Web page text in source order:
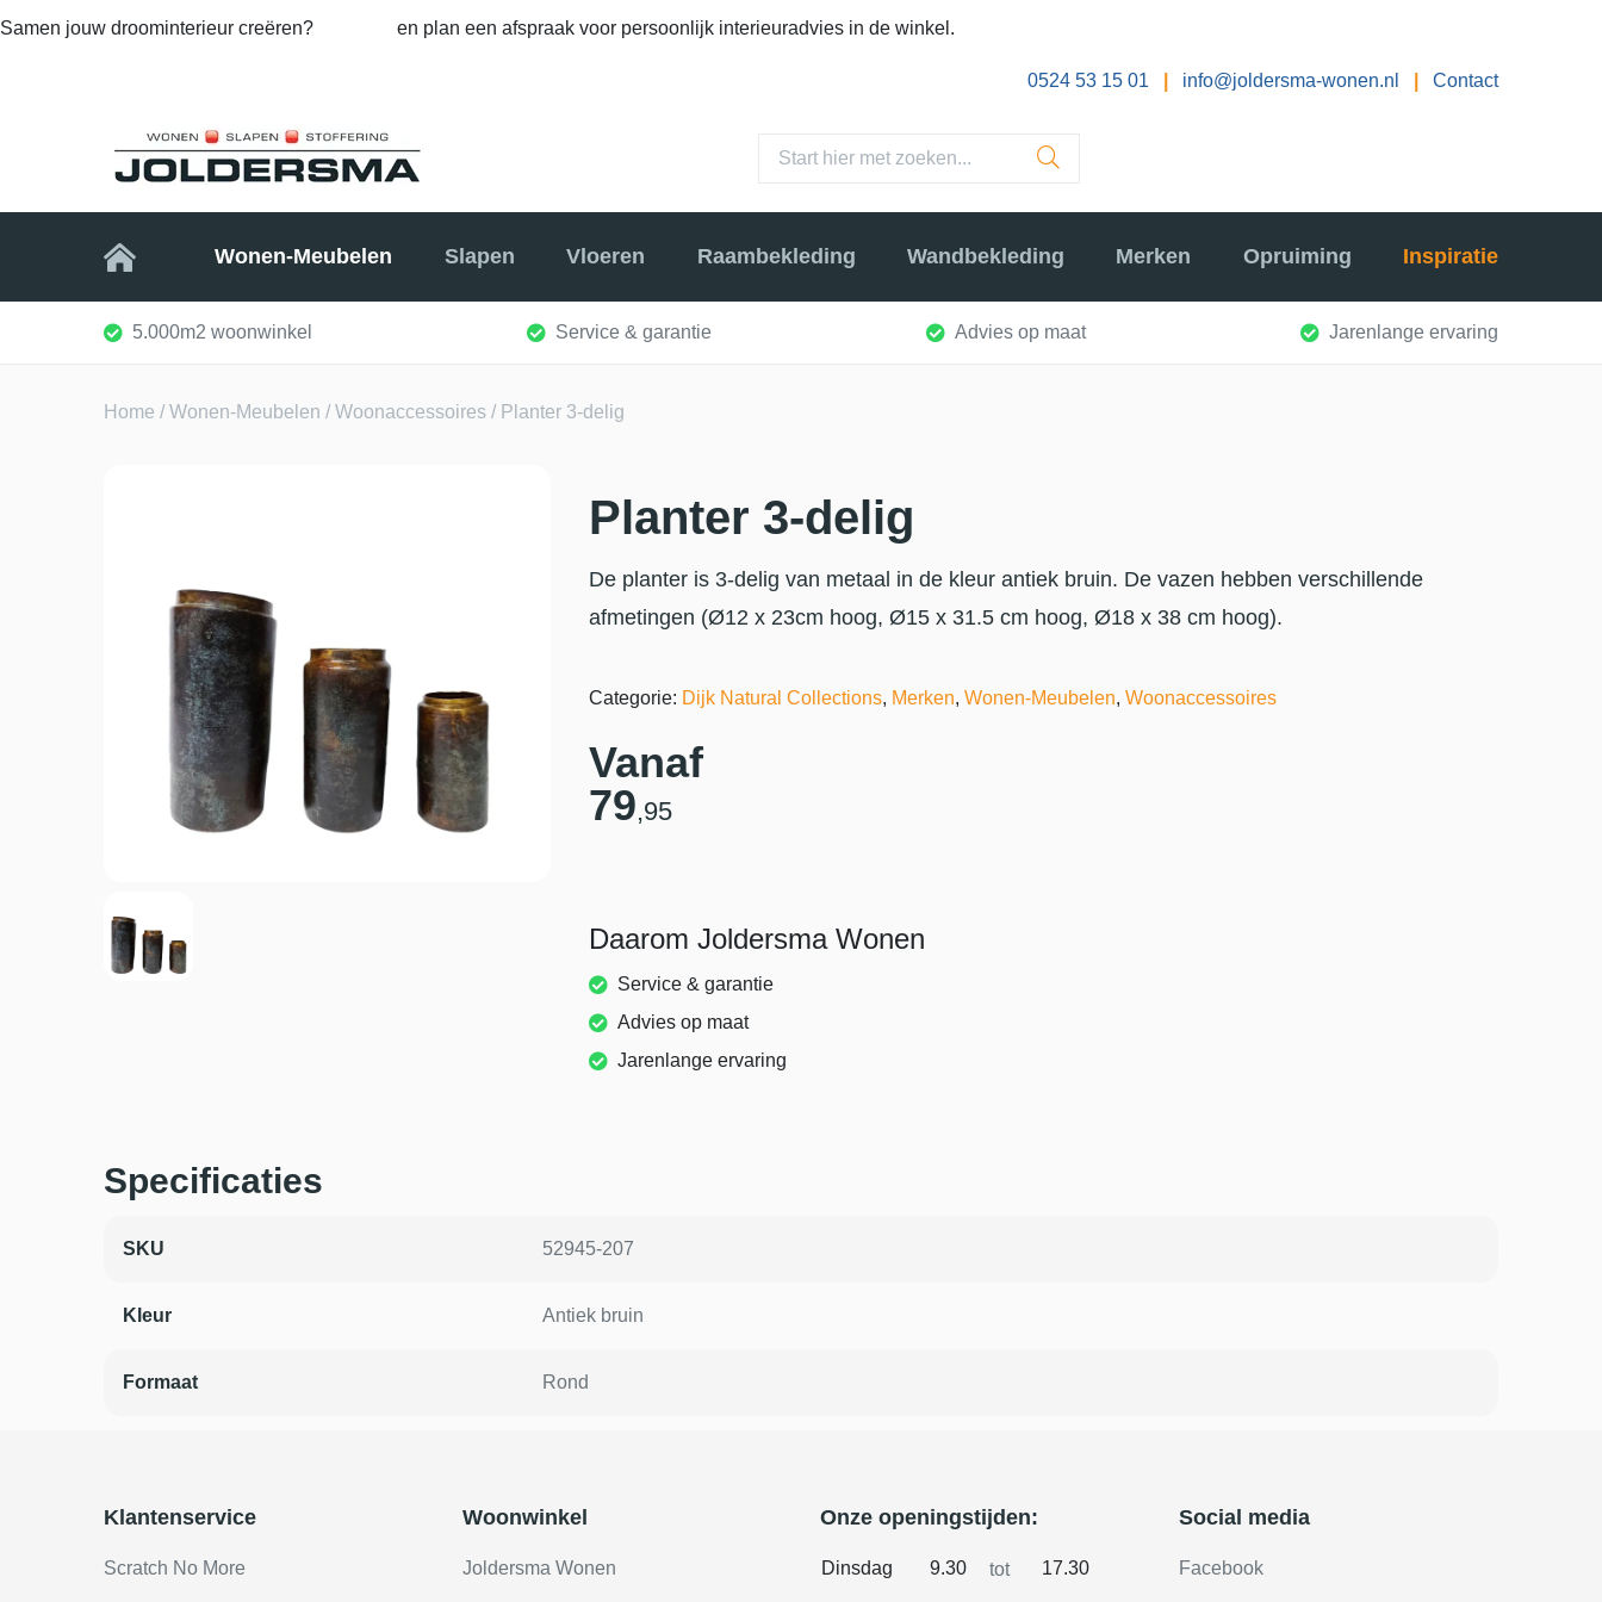
Samen jouw droominterieur creëren? en plan een afspraak voor persoonlijk interieuradvies in de winkel.
0524 53 15 01 info@joldersma-wonen.nl Contact
Home Wonen-Meubelen Slapen Vloeren Raambekleding Wandbekleding Merken Opruiming Inspiratie
5.000m2 woonwinkel Service & garantie Advies op maat Jarenlange ervaring
Home /Wonen-Meubelen /Woonaccessoires / Planter 3-delig
Planter 3-delig
De planter is 3-delig van metaal in de kleur antiek bruin. De vazen hebben verschillende
afmetingen (Ø12 x 23cm hoog, Ø15 x 31.5 cm hoog, Ø18 x 38 cm hoog).
Categorie: Dijk Natural Collections, Merken, Wonen-Meubelen, Woonaccessoires
Vanaf
79,95
Daarom Joldersma Wonen
Service & garantie
Advies op maat
Jarenlange ervaring
Specificaties
SKU 52945-207
Kleur Antiek bruin
Formaat Rond
Klantenservice
Scratch No More
Woonwinkel
Joldersma Wonen
Onze openingstijden:
Dinsdag 9.30 tot 17.30
Social media
Facebook